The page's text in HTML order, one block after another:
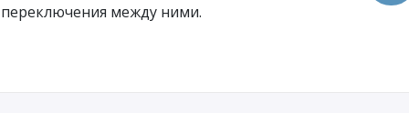
переключения между ними.